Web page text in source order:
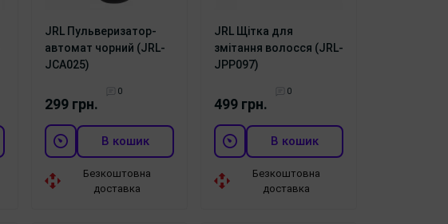
JRL Пульверизатор-
автомат чорний (JRL-
JCA025)
0
299 грн.
В кошик
Безкоштовна
доставка
JRL Щітка для
змітання волосся (JRL-
JPP097)
0
499 грн.
В кошик
Безкоштовна
доставка